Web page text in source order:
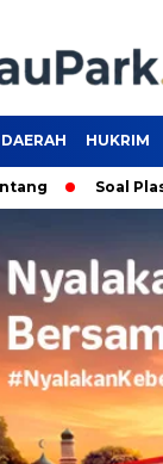
DAERAH HUKRIM
Plasma 20